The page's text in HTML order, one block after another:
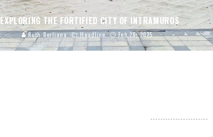
EXPLORING THE FORTIFIED CITY OF INTRAMUROS
Ruth Berliana Headline Feb 28, 2025